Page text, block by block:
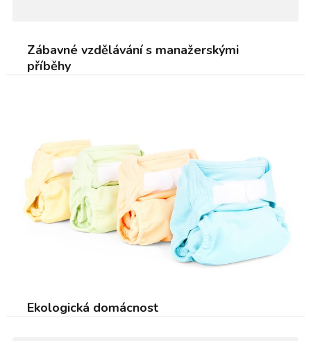
Zábavné vzdělávání s manažerskými
příběhy
Ekologická domácnost